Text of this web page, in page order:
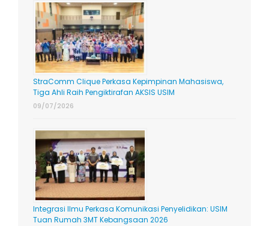
StraComm Clique Perkasa Kepimpinan Mahasiswa,
Tiga Ahli Raih Pengiktirafan AKSIS USIM
09/07/2026
Integrasi Ilmu Perkasa Komunikasi Penyelidikan: USIM
Tuan Rumah 3MT Kebangsaan 2026